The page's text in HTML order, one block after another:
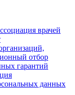
врачей
отбор
гарантий
данных